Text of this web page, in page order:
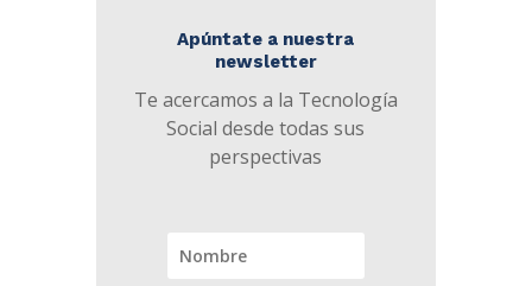
Apúntate a nuestra
newsletter
Te acercamos a la Tecnología
Social desde todas sus
perspectivas